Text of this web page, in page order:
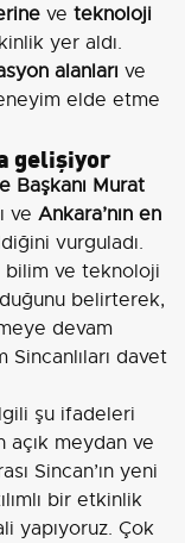
ve teknoloji
yer aldı.
alanları ve
elde etme
gelişiyor
Başkanı Murat
ve Ankara’nın en
vurguladı.
bilim ve teknoloji
belirterek,
devam
davet
şu ifadeleri
açık meydan ve
Sincan’ın yeni
bir etkinlik
yapıyoruz. Çok